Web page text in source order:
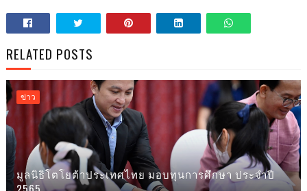
RELATED POSTS
ข่าว
มูลนิธิโตโยต้าประเทศไทย มอบทุนการศึกษา ประจำปี